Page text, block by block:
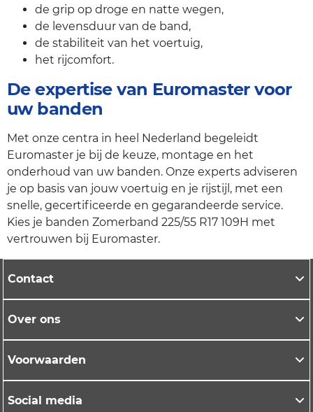
de grip op droge en natte wegen,
de levensduur van de band,
de stabiliteit van het voertuig,
het rijcomfort.
De expertise van Euromaster voor
uw banden
Met onze centra in heel Nederland begeleidt
Euromaster je bij de keuze, montage en het
onderhoud van uw banden. Onze experts adviseren
je op basis van jouw voertuig en je rijstijl, met een
snelle, gecertificeerde en gegarandeerde service.
Kies je banden Zomerband 225/55 R17 109H met
vertrouwen bij Euromaster.
Contact
Over ons
Voorwaarden
Social media